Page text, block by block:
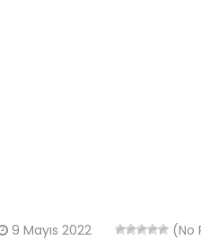
9 Mayıs 2022 (No